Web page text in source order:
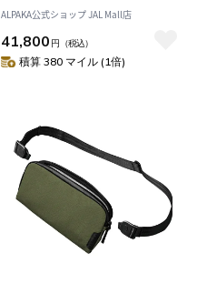
ALPAKA公式ショップ JAL Mall店
41,800 円 （税込）
積算 380 マイル (1倍)